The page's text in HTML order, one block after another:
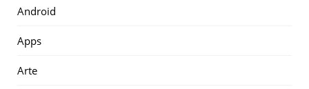
Android
Apps
Arte